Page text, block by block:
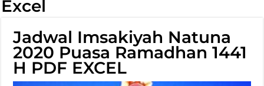
Excel
Jadwal Imsakiyah Natuna
2020 Puasa Ramadhan 1441
H PDF EXCEL